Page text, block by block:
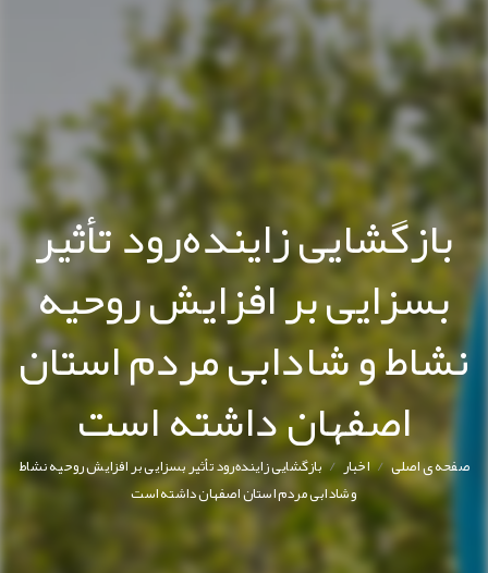
بازگشایی زاینده‌رود تأثیر
بسزایی بر افزایش روحیه
نشاط و شادابی مردم استان
اصفهان داشته است
صفحه ی اصلی/اخبار/ بازگشایی زاینده‌رود تأثیر بسزایی بر افزایش روحیه نشاط
و شادابی مردم استان اصفهان داشته است